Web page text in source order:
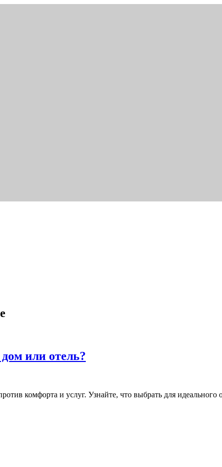
или отель?
комфорта и услуг. Узнайте, что выбрать для